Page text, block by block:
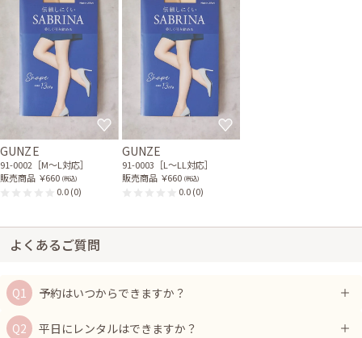
GUNZE
91-0002［M〜L対応］
販売商品 ￥660 (税込)
0.0(0)
GUNZE
91-0003［L〜LL対応］
販売商品 ￥660 (税込)
0.0(0)
よくあるご質問
予約はいつからできますか？
平日にレンタルはできますか？